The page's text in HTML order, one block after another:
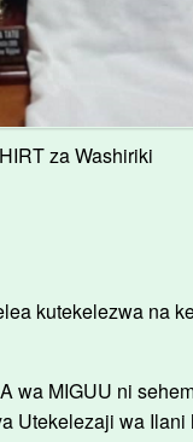
za Washiriki
kutekelezwa na
wa MIGUU ni
Utekelezaji wa